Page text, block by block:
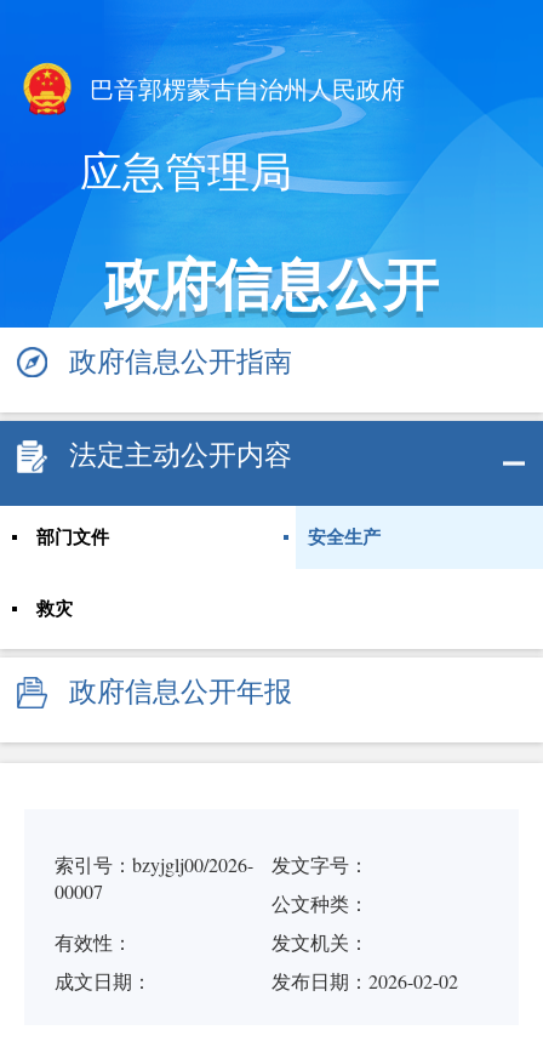
巴音郭楞蒙古自治州人民政府
应急管理局
政府信息公开
政府信息公开指南
法定主动公开内容
部门文件 安全生产
救灾
政府信息公开年报
索引号：bzyjglj00/2026-
00007
发文字号：
公文种类：
有效性：
发文机关：
成文日期：
发布日期：2026-02-02